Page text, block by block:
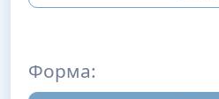
Форма: